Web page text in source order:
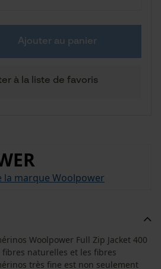
Ajouter au panier
à la liste de favoris
la marque Woolpower
Woolpower Full Zip Jacket 400
naturelles et les fibres
très fine est non seulement